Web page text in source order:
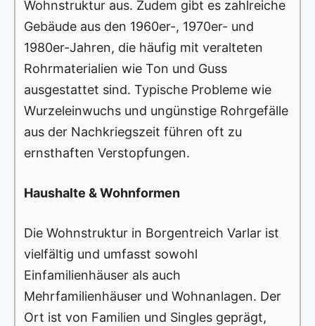
Wohnstruktur aus. Zudem gibt es zahlreiche
Gebäude aus den 1960er-, 1970er- und
1980er-Jahren, die häufig mit veralteten
Rohrmaterialien wie Ton und Guss
ausgestattet sind. Typische Probleme wie
Wurzeleinwuchs und ungünstige Rohrgefälle
aus der Nachkriegszeit führen oft zu
ernsthaften Verstopfungen.
Haushalte & Wohnformen
Die Wohnstruktur in Borgentreich Varlar ist
vielfältig und umfasst sowohl
Einfamilienhäuser als auch
Mehrfamilienhäuser und Wohnanlagen. Der
Ort ist von Familien und Singles geprägt,